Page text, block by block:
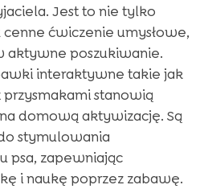
Jest to nie tylko
ćwiczenie umysłowe,
aktywne poszukiwanie.
interaktywne takie jak
stanowią
domową aktywizację. Są
stymulowania
psa, zapewniając
i naukę poprzez zabawę.